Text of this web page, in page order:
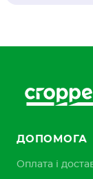
ДОПОМОГА
Оплата і